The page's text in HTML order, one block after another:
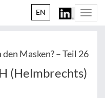
EN
Masken? – Teil 26
(Helmbrechts)